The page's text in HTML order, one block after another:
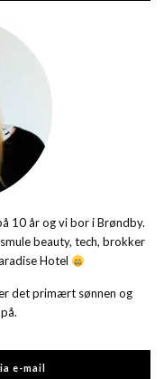
10 år og vi bor i Brøndby.
beauty, tech, brokker
Hotel
det primært sønnen og
e-mail